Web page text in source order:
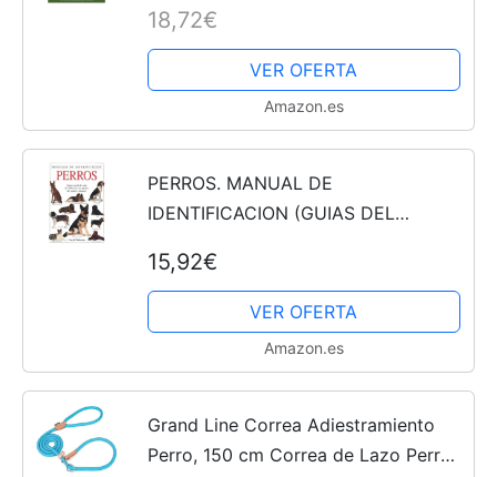
tu Perro Desde Cero Hasta el Nivel
Avanzado de Cachorro y...
18,72€
VER OFERTA
Amazon.es
PERROS. MANUAL DE
IDENTIFICACION (GUIAS DEL
DOMESTICOS-PERROS)
15,92€
VER OFERTA
Amazon.es
Grand Line Correa Adiestramiento
Perro, 150 cm Correa de Lazo Perro,